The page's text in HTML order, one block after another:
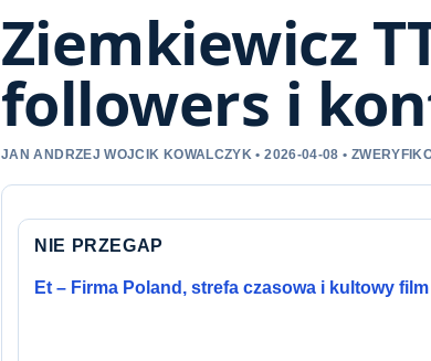
Ziemkiewicz
followers i
JAN ANDRZEJ WOJCIK KOWALCZYK • 2026-04-08 •
NIE PRZEGAP
Et – Firma Poland, strefa czasowa i kultowy film